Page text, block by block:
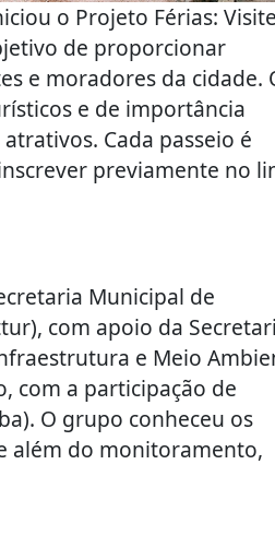
o Projeto Férias: Visite
de proporcionar
e moradores da cidade.
e de importância
Cada passeio é
previamente no
Municipal de
com apoio da
e Meio
com a participação de
O grupo conheceu os
além do monitoramento,